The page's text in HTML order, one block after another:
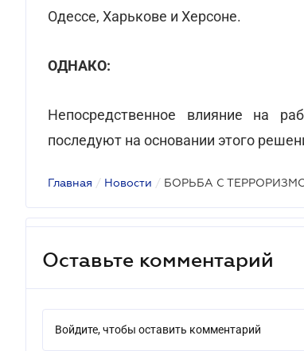
Одессе, Харькове и Херсоне.
ОДНАКО:
Непосредственное влияние на
последуют на основании этого
Главная / Новости / БОРЬБА С
Оставьте комментарий
Войдите, чтобы оставить комментарий